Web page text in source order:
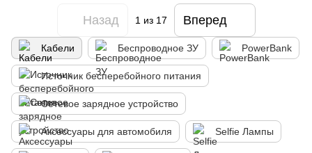
Назад 1из 17 Вперед
Кабели Беспроводное ЗУ PowerBank
Источник бесперебойного питания
Cетевое зарядное устройство
Аксессуары для автомобиля Selfie Лампы